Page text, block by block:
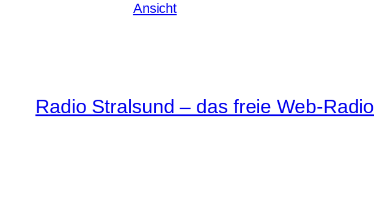
Ansicht
Radio Stralsund – das freie Web-Radio